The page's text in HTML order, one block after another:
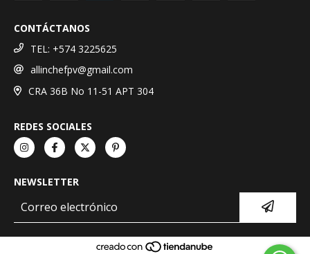
CONTÁCTANOS
TEL: +574 3225625
allinchefpv@gmail.com
CRA 36B No 11-51 APT 304
REDES SOCIALES
NEWSLETTER